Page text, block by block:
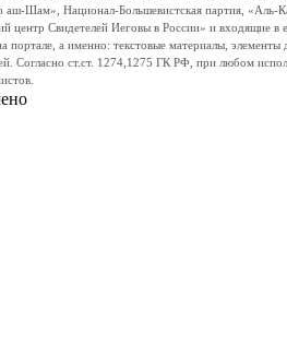
аш-Шам», Национал-Большевистская партия,
центр Свидетелей Иеговы в России» и входящие в
портале, а именно: текстовые материалы,
Согласно ст.ст. 1274,1275 ГК РФ, при любом